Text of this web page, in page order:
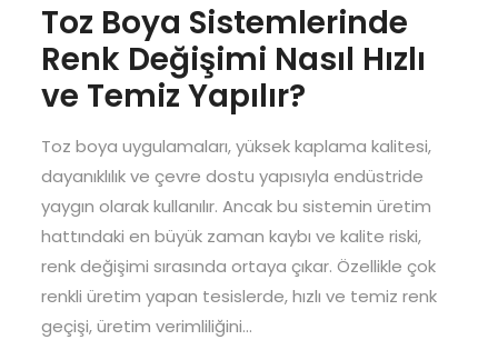
Toz Boya Sistemlerinde
Renk Değişimi Nasıl Hızlı
ve Temiz Yapılır?
Toz boya uygulamaları, yüksek kaplama kalitesi,
dayanıklılık ve çevre dostu yapısıyla endüstride
yaygın olarak kullanılır. Ancak bu sistemin üretim
hattındaki en büyük zaman kaybı ve kalite riski,
renk değişimi sırasında ortaya çıkar. Özellikle çok
renkli üretim yapan tesislerde, hızlı ve temiz renk
geçişi, üretim verimliliğini...